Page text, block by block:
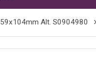
Alt. S0904980